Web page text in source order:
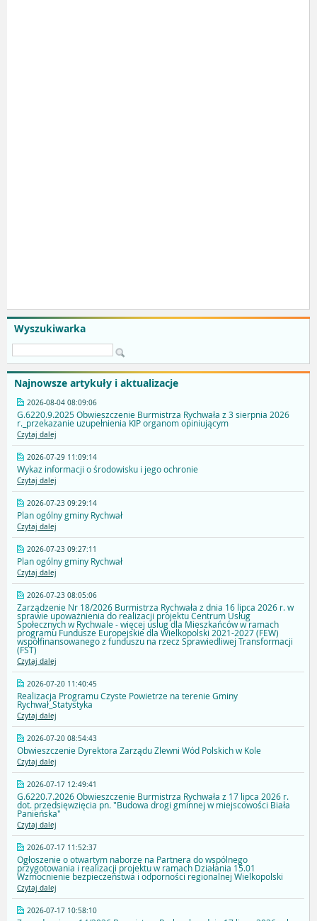
Wyszukiwarka
Najnowsze artykuły i aktualizacje
2026-08-04 08:09:06
G.6220.9.2025 Obwieszczenie Burmistrza Rychwała z 3 sierpnia 2026
r._przekazanie uzupełnienia KIP organom opiniującym
Czytaj dalej
2026-07-29 11:09:14
Wykaz informacji o środowisku i jego ochronie
Czytaj dalej
2026-07-23 09:29:14
Plan ogólny gminy Rychwał
Czytaj dalej
2026-07-23 09:27:11
Plan ogólny gminy Rychwał
Czytaj dalej
2026-07-23 08:05:06
Zarządzenie Nr 18/2026 Burmistrza Rychwała z dnia 16 lipca 2026 r. w
sprawie upoważnienia do realizacji projektu Centrum Usług
Społecznych w Rychwale - więcej uslug dla Mieszkańców w ramach
programu Fundusze Europejskie dla Wielkopolski 2021-2027 (FEW)
współfinansowanego z funduszu na rzecz Sprawiedliwej Transformacji
(FST)
Czytaj dalej
2026-07-20 11:40:45
Realizacja Programu Czyste Powietrze na terenie Gminy
Rychwał_Statystyka
Czytaj dalej
2026-07-20 08:54:43
Obwieszczenie Dyrektora Zarządu Zlewni Wód Polskich w Kole
Czytaj dalej
2026-07-17 12:49:41
G.6220.7.2026 Obwieszczenie Burmistrza Rychwała z 17 lipca 2026 r.
dot. przedsięwzięcia pn. "Budowa drogi gminnej w miejscowości Biała
Panieńska"
Czytaj dalej
2026-07-17 11:52:37
Ogłoszenie o otwartym naborze na Partnera do wspólnego
przygotowania i realizacji projektu w ramach Działania 15.01
Wzmocnienie bezpieczeństwa i odporności regionalnej Wielkopolski
Czytaj dalej
2026-07-17 10:58:10